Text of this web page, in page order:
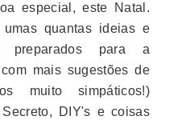
especial, este Natal.
quantas ideias e
preparados para a
mais sugestões de
muito simpáticos!)
DIY's e coisas